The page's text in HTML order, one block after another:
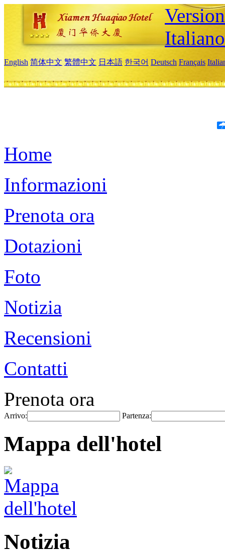
Italiano
English 简体中文 繁體中文 日本語 한국어 Deutsch Français
Home
Informazioni
Prenota ora
Dotazioni
Foto
Notizia
Recensioni
Contatti
Prenota ora
Arrivo: Partenza:
Mappa dell'hotel
Notizia